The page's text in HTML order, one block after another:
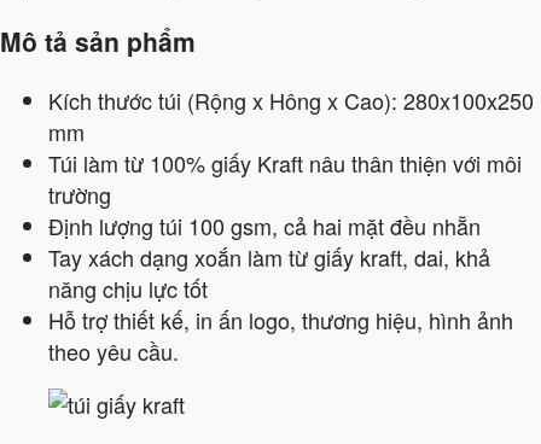
Mô tả sản phẩm
Kích thước túi (Rộng x Hông x Cao): 280x100x250
mm
Túi làm từ 100% giấy Kraft nâu thân thiện với môi
trường
Định lượng túi 100 gsm, cả hai mặt đều nhẵn
Tay xách dạng xoắn làm từ giấy kraft, dai, khả
năng chịu lực tốt
Hỗ trợ thiết kế, in ấn logo, thương hiệu, hình ảnh
theo yêu cầu.